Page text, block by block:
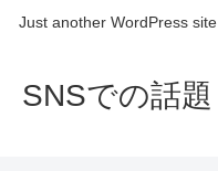
Just another WordPress site
SNSでの話題